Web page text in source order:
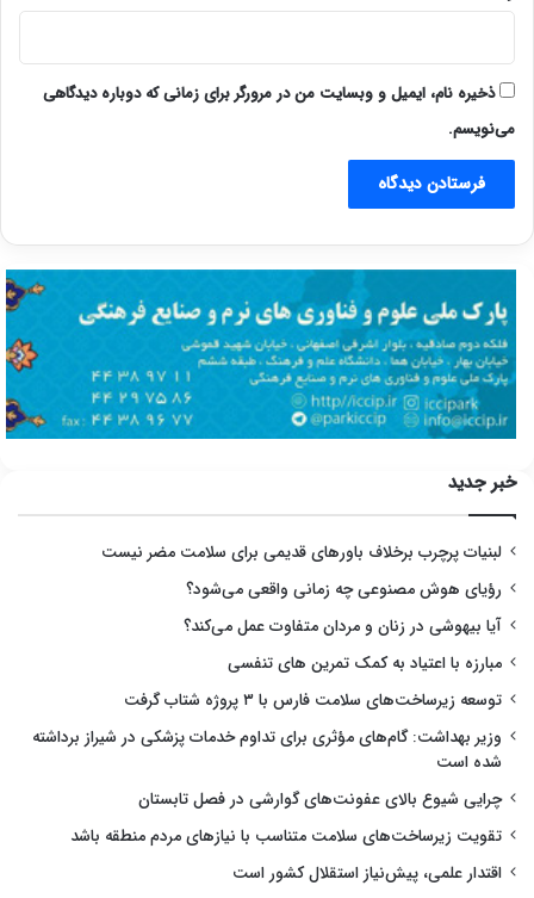
ذخیره نام، ایمیل و وبسایت من در مرورگر برای زمانی که دوباره دیدگاهی
می‌نویسم.
خبر جدید
لبنیات پرچرب برخلاف باورهای قدیمی برای سلامت مضر نیست
رؤیای هوش مصنوعی چه زمانی واقعی می‌شود؟
آیا بیهوشی در زنان و مردان متفاوت عمل می‌کند؟
مبارزه با اعتیاد به کمک تمرین های تنفسی
توسعه زیرساخت‌های سلامت فارس با ۳ پروژه شتاب گرفت
وزیر بهداشت: گام‌های مؤثری برای تداوم خدمات پزشکی در شیراز برداشته
شده است
چرایی شیوع بالای عفونت‌های گوارشی در فصل تابستان
تقویت زیرساخت‌های سلامت متناسب با نیازهای مردم منطقه باشد
اقتدار علمی، پیش‌نیاز استقلال کشور است